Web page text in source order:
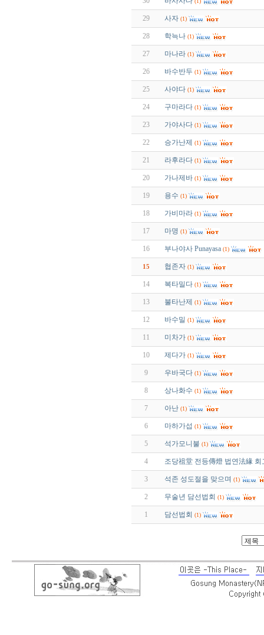
29 사자 (1)
28 학늑나 (1)
27 마나라 (1)
26 바수반두 (1)
25 사야다 (1)
24 구마라다 (1)
23 가야사다 (1)
22 승가난제 (1)
21 라후라다 (1)
20 가나제바 (1)
19 용수 (1)
18 가비마라 (1)
17 마명 (1)
16 부나야사 Punayasa (1)
15 협존자 (1)
14 복타밀다 (1)
13 불타난제 (1)
12 바수밀 (1)
11 미차가 (1)
10 제다가 (1)
9 우바국다 (1)
8 상나화수 (1)
7 아난 (1)
6 마하가섭 (1)
5 석가모니불 (1)
4 조당祖堂 전등傳燈 법연法緣 회
3 석존 성도절을 맞으며 (1)
2 무술년 담선법회 (1)
1 담선법회 (1)